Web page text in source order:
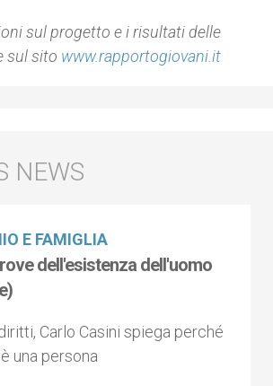
sul progetto e i risultati delle
sul sito www.rapportogiovani.it
E FAMIGLIA
dell'esistenza dell'uomo
Carlo Casini spiega perché
una persona